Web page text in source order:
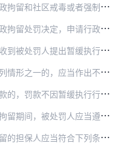
，应当先执行行政拘留，由拘留所给予必要的戒毒治疗，强制隔离戒毒期限连续计算。
以向作出行政拘留决定的公安机关提出暂缓执行行政拘留的申请；口头提出申请的，公安机关人民警察应当予…
缓执行行政拘留申请之时起二十四小时内作出决定。
作出不暂缓执行行政拘留的决定，并告知申请人：
不因暂缓执行行政拘留而暂缓执行。
间，被处罚人应当遵守下列规定：
担保人应当符合下列条件：